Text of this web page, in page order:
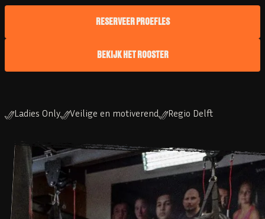
RESERVEER PROEFLES
BEKIJK HET ROOSTER
Ladies Only Veilige en motiverend Regio Delft